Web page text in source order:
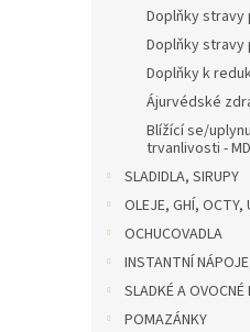
Doplňky stravy
Doplňky stravy
Doplňky k
Ájurvédské
Blížící se/
trvanlivosti -
SLADIDLA, SIRUPY
OLEJE, GHÍ, OCTY,
OCHUCOVADLA
INSTANTNÍ
SLADKÉ A
POMAZÁNKY